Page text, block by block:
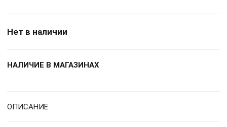
Нет в наличии
НАЛИЧИЕ В МАГАЗИНАХ
ОПИСАНИЕ